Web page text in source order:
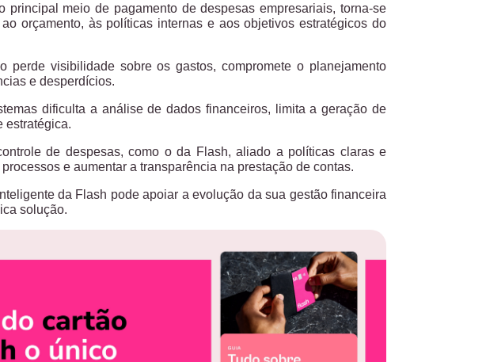
meio de pagamento de despesas empresariais, torna-se
orçamento, às políticas internas e aos objetivos estratégicos do
perde visibilidade sobre os gastos, compromete o planejamento
e desperdícios.
dificulta a análise de dados financeiros, limita a geração de
estratégica.
de despesas, como o da Flash, aliado a políticas claras e
e aumentar a transparência na prestação de contas.
da Flash pode apoiar a evolução da sua gestão financeira
solução.